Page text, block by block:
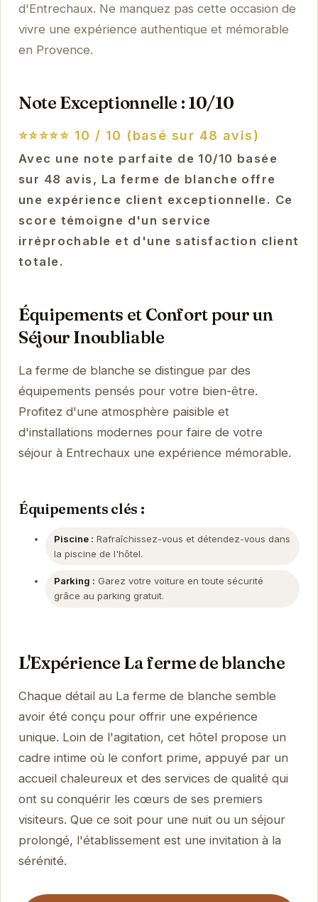
d'Entrechaux. Ne manquez pas cette occasion de
vivre une expérience authentique et mémorable
en Provence.
Note Exceptionnelle : 10/10
⭐⭐⭐⭐⭐ 10 / 10 (basé sur 48 avis)
Avec une note parfaite de 10/10 basée
sur 48 avis, La ferme de blanche offre
une expérience client exceptionnelle. Ce
score témoigne d'un service
irréprochable et d'une satisfaction client
totale.
Équipements et Confort pour un
Séjour Inoubliable
La ferme de blanche se distingue par des
équipements pensés pour votre bien-être.
Profitez d'une atmosphère paisible et
d'installations modernes pour faire de votre
séjour à Entrechaux une expérience mémorable.
Équipements clés :
Piscine : Rafraîchissez-vous et détendez-vous dans
la piscine de l'hôtel.
Parking : Garez votre voiture en toute sécurité
grâce au parking gratuit.
L'Expérience La ferme de blanche
Chaque détail au La ferme de blanche semble
avoir été conçu pour offrir une expérience
unique. Loin de l'agitation, cet hôtel propose un
cadre intime où le confort prime, appuyé par un
accueil chaleureux et des services de qualité qui
ont su conquérir les cœurs de ses premiers
visiteurs. Que ce soit pour une nuit ou un séjour
prolongé, l'établissement est une invitation à la
sérénité.